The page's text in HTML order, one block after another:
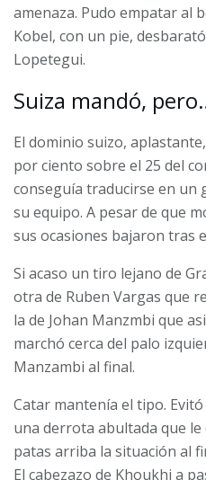
amenaza. Pudo empatar al
Kobel, con un pie,
Lopetegui.
Suiza mandó,
El dominio suizo,
por ciento sobre el 25 del
conseguía traducirse en un
su equipo. A pesar de que
sus ocasiones bajaron tras
Si acaso un tiro lejano de
otra de Ruben Vargas que
la de Johan Manzmbi que
marchó cerca del palo
Manzambi al final.
Catar mantenía el tipo.
una derrota abultada que
patas arriba la situación al
El cabezazo de Khoukhi a